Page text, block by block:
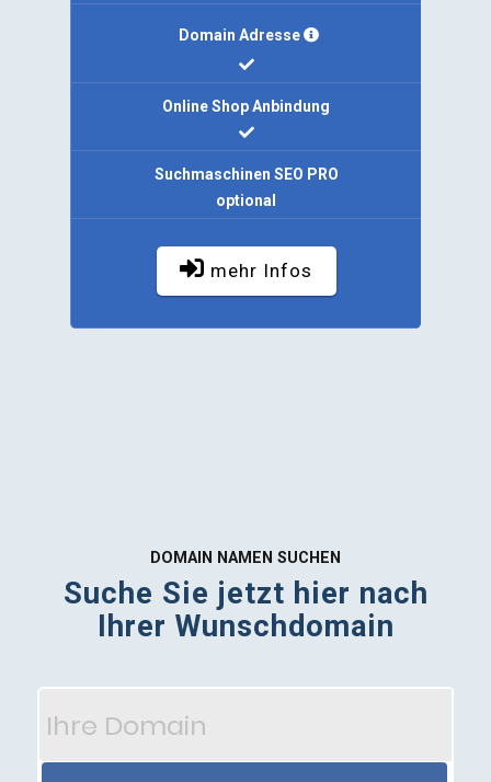
Domain Adresse
Online Shop Anbindung
Suchmaschinen SEO PRO
optional
mehr Infos
DOMAIN NAMEN SUCHEN
Suche Sie jetzt hier nach
Ihrer Wunschdomain